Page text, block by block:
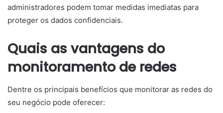
administradores podem tomar medidas imediatas para
proteger os dados confidenciais.
Quais as vantagens do
monitoramento de redes
Dentre os principais benefícios que monitorar as redes do
seu negócio pode oferecer: